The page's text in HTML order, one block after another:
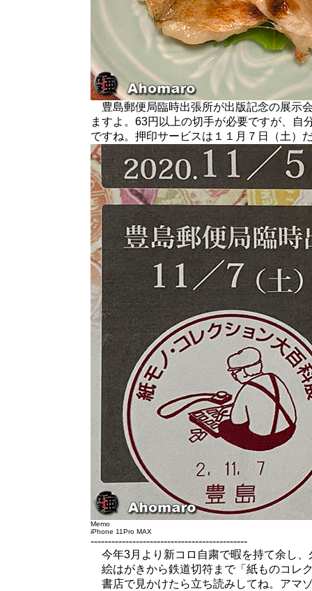
豊島郵便局臨時出張所が出版記念の展示
ますよ。63円以上の切手が必要ですが、自
ですね。押印サービスは１１月７日（土）
Memo
iPhone 11Pro MAX
---------------------------------------------
今年3月より新コロ自粛で暇を持て余し
絵はがきから鉄道切符まで「紙ものコレ
書店で見かけたら立ち読みしてね。アマ